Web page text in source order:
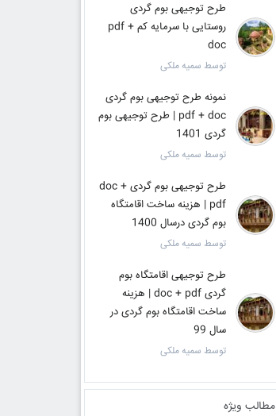
طرح توجیهی بوم گردی
روستایی با سرمایه کم pdf +
doc
توسط سمیه ملکی
نمونه طرح توجیهی بوم گردی
pdf + doc | طرح توجیهی بوم
گردی 1401
توسط سمیه ملکی
طرح توجیهی بوم گردی doc +
pdf | هزینه ساخت اقامتگاه
بوم گردی درسال 1400
توسط سمیه ملکی
طرح توجیهی اقامتگاه بوم
گردی doc + pdf | هزینه
ساخت اقامتگاه بوم گردی در
سال 99
توسط سمیه ملکی
مطالب ویژه